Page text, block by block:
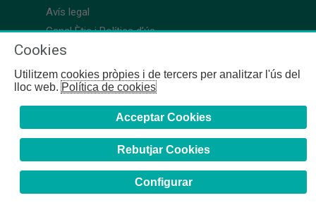
Avís legal
Canal Ètic i Política d’ús
Cookies
Utilitzem cookies pròpies i de tercers per analitzar l'ús del
lloc web.Política de cookies
Acceptar Cookies
Rebutjar Cookies
Configurar